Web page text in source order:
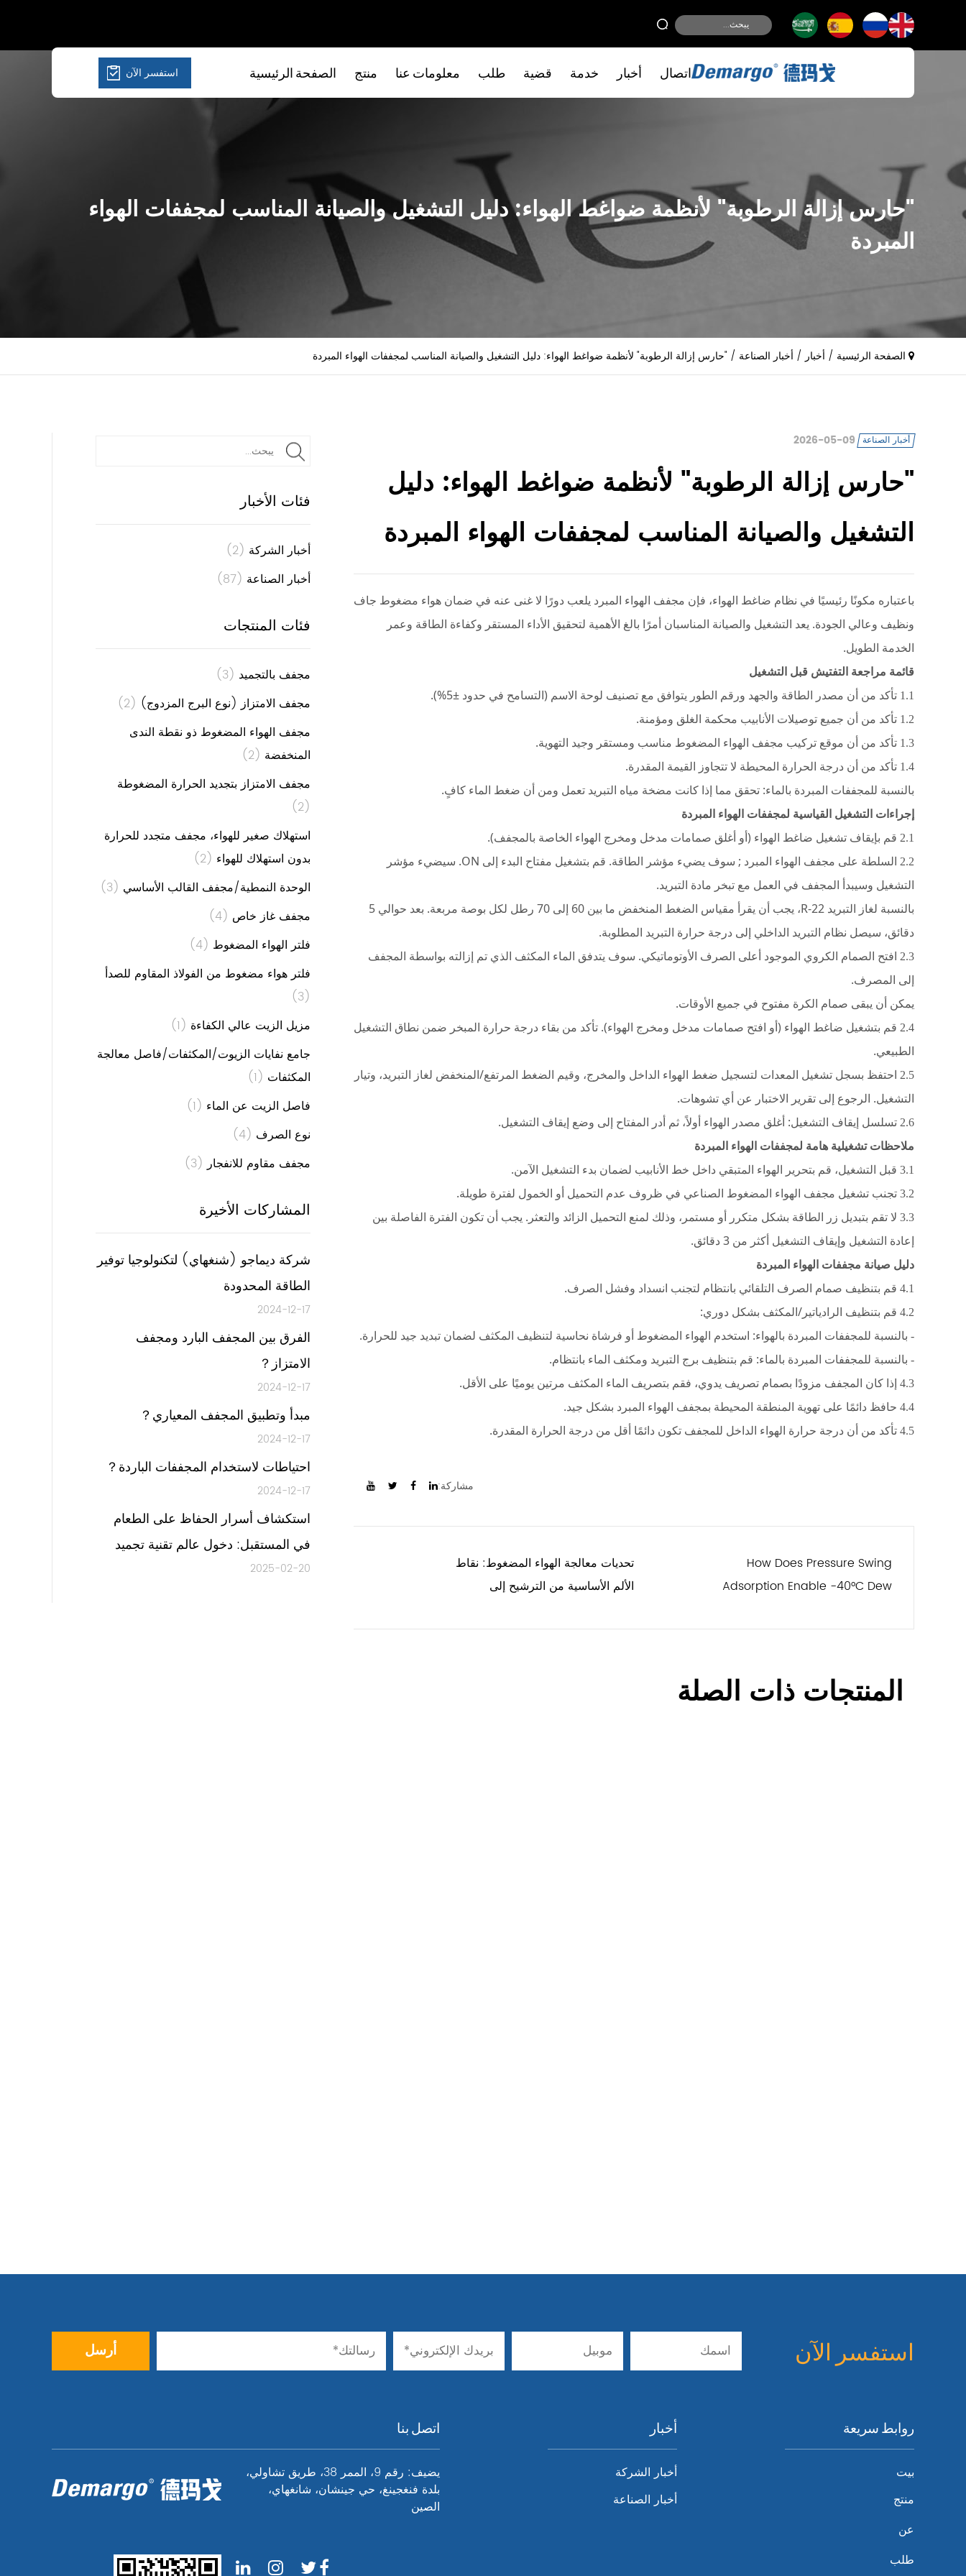
الصفحة الرئيسية منتج معلومات عنا طلب قضية خدمة أخبار اتصال استفسر الآن
"حارس إزالة الرطوبة" لأنظمة ضواغط الهواء: دليل التشغيل والصيانة المناسب لمجففات الهواء
المبردة
الصفحة الرئيسية / أخبار / أخبار الصناعة / "حارس إزالة الرطوبة" لأنظمة ضواغط الهواء: دليل التشغيل والصيانة المناسب لمجففات الهواء المبردة
فئات الأخبار
أخبار الشركة (2)
أخبار الصناعة (87)
فئات المنتجات
مجفف بالتجميد (3)
مجفف الامتزاز (نوع البرج المزدوج) (2)
مجفف الهواء المضغوط ذو نقطة الندى
المنخفضة (2)
مجفف الامتزاز بتجديد الحرارة المضغوطة
(2)
استهلاك صغير للهواء، مجفف متجدد للحرارة
بدون استهلاك للهواء (2)
الوحدة النمطية/مجفف القالب الأساسي (3)
مجفف غاز خاص (4)
فلتر الهواء المضغوط (4)
فلتر هواء مضغوط من الفولاذ المقاوم للصدأ
(3)
مزيل الزيت عالي الكفاءة (1)
جامع نفايات الزيوت/المكثفات/فاصل معالجة
المكثفات (1)
فاصل الزيت عن الماء (1)
نوع الصرف (4)
مجفف مقاوم للانفجار (3)
المشاركات الأخيرة
شركة ديماجو (شنغهاي) لتكنولوجيا توفير
الطاقة المحدودة
2024-12-17
الفرق بين المجفف البارد ومجفف
الامتزاز？
2024-12-17
مبدأ وتطبيق المجفف المعياري？
2024-12-17
احتياطات لاستخدام المجففات الباردة？
2024-12-17
استكشاف أسرار الحفاظ على الطعام
في المستقبل: دخول عالم تقنية تجميد
تجميد عالية الكفاءة-تجميد التجميد-تجميد
2025-02-20
أخبار الصناعة 2026-05-09
"حارس إزالة الرطوبة" لأنظمة ضواغط الهواء: دليل
التشغيل والصيانة المناسب لمجففات الهواء المبردة
باعتباره مكونًا رئيسيًا في نظام ضاغط الهواء، فإن مجفف الهواء المبرد يلعب دورًا لا غنى عنه في ضمان هواء مضغوط جاف
ونظيف وعالي الجودة. يعد التشغيل والصيانة المناسبان أمرًا بالغ الأهمية لتحقيق الأداء المستقر وكفاءة الطاقة وعمر
الخدمة الطويل.
قائمة مراجعة التفتيش قبل التشغيل
1.1 تأكد من أن مصدر الطاقة والجهد ورقم الطور يتوافق مع تصنيف لوحة الاسم (التسامح في حدود ±5%).
1.2 تأكد من أن جميع توصيلات الأنابيب محكمة الغلق ومؤمنة.
1.3 تأكد من أن موقع تركيب مجفف الهواء المضغوط مناسب ومستقر وجيد التهوية.
1.4 تأكد من أن درجة الحرارة المحيطة لا تتجاوز القيمة المقدرة.
بالنسبة للمجففات المبردة بالماء: تحقق مما إذا كانت مضخة مياه التبريد تعمل ومن أن ضغط الماء كافٍ.
إجراءات التشغيل القياسية لمجففات الهواء المبردة
2.1 قم بإيقاف تشغيل ضاغط الهواء (أو أغلق صمامات مدخل ومخرج الهواء الخاصة بالمجفف).
2.2 السلطة على مجفف الهواء المبرد
; سوف يضيء مؤشر الطاقة. قم بتشغيل مفتاح البدء إلى ON. سيضيء مؤشر
التشغيل وسيبدأ المجفف في العمل مع تبخر مادة التبريد.
بالنسبة لغاز التبريد R‑22، يجب أن يقرأ مقياس الضغط المنخفض ما بين 60 إلى 70 رطل لكل بوصة مربعة. بعد حوالي 5
دقائق، سيصل نظام التبريد الداخلي إلى درجة حرارة التبريد المطلوبة.
2.3 افتح الصمام الكروي الموجود أعلى الصرف الأوتوماتيكي. سوف يتدفق الماء المكثف الذي تم إزالته بواسطة المجفف
إلى المصرف.
يمكن أن يبقى صمام الكرة مفتوح في جميع الأوقات.
2.4 قم بتشغيل ضاغط الهواء (أو افتح صمامات مدخل ومخرج الهواء). تأكد من بقاء درجة حرارة المبخر ضمن نطاق التشغيل
الطبيعي.
2.5 احتفظ بسجل تشغيل المعدات لتسجيل ضغط الهواء الداخل والمخرج، وقيم الضغط المرتفع/المنخفض لغاز التبريد، وتيار
التشغيل. الرجوع إلى تقرير الاختبار عن أي تشوهات.
2.6 تسلسل إيقاف التشغيل: أغلق مصدر الهواء أولاً، ثم أدر المفتاح إلى وضع إيقاف التشغيل.
ملاحظات تشغيلية هامة لمجففات الهواء المبردة
3.1 قبل التشغيل، قم بتحرير الهواء المتبقي داخل خط الأنابيب لضمان بدء التشغيل الآمن.
3.2 تجنب تشغيل مجفف الهواء المضغوط الصناعي في ظروف عدم التحميل أو الخمول لفترة طويلة.
3.3 لا تقم بتبديل زر الطاقة بشكل متكرر أو مستمر، وذلك لمنع التحميل الزائد والتعثر. يجب أن تكون الفترة الفاصلة بين
إعادة التشغيل وإيقاف التشغيل أكثر من 3 دقائق.
دليل صيانة مجففات الهواء المبردة
4.1 قم بتنظيف صمام الصرف التلقائي بانتظام لتجنب انسداد وفشل الصرف.
4.2 قم بتنظيف الرادياتير/المكثف بشكل دوري:
- بالنسبة للمجففات المبردة بالهواء: استخدم الهواء المضغوط أو فرشاة نحاسية لتنظيف المكثف لضمان تبديد جيد للحرارة.
- بالنسبة للمجففات المبردة بالماء: قم بتنظيف برج التبريد ومكثف الماء بانتظام.
4.3 إذا كان المجفف مزودًا بصمام تصريف يدوي، فقم بتصريف الماء المكثف مرتين يوميًا على الأقل.
4.4 حافظ دائمًا على تهوية المنطقة المحيطة بمجفف الهواء المبرد بشكل جيد.
4.5 تأكد من أن درجة حرارة الهواء الداخل للمجفف تكون دائمًا أقل من درجة الحرارة المقدرة.
مشاركة:
How Does Pressure Swing
Adsorption Enable -40°C Dew
تحديات معالجة الهواء المضغوط: نقاط
الألم الأساسية من الترشيح إلى
المنتجات ذات الصلة
استفسر الآن
روابط سريعة
بيت
منتج
عن
طلب
أخبار
أخبار الشركة
أخبار الصناعة
اتصل بنا
يضيف: رقم 9، الممر 38، طريق تشاولي،
بلدة فنغجينغ، حي جينشان، شانغهاي،
الصين